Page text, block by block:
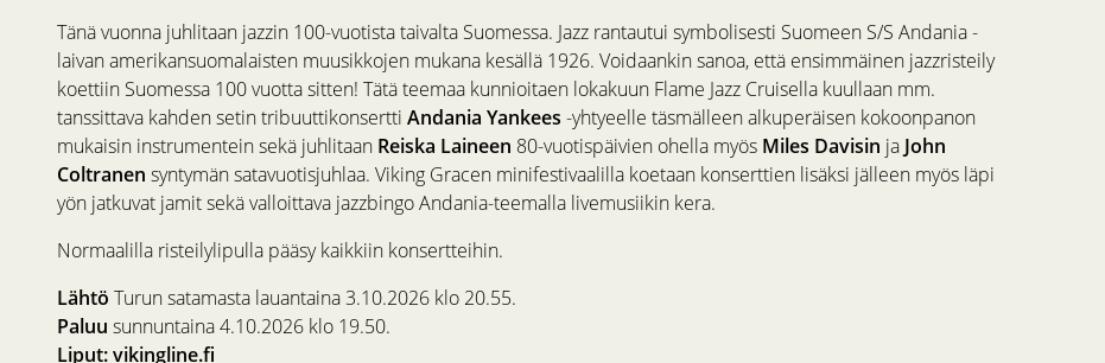
Tänä vuonna juhlitaan jazzin 100-vuotista taivalta Suomessa. Jazz rantautui symbolisesti Suomeen S/S Andania -
laivan amerikansuomalaisten muusikkojen mukana kesällä 1926. Voidaankin sanoa, että ensimmäinen jazzristeily
koettiin Suomessa 100 vuotta sitten! Tätä teemaa kunnioitaen lokakuun Flame Jazz Cruisella kuullaan mm.
tanssittava kahden setin tribuuttikonsertti Andania Yankees -yhtyeelle täsmälleen alkuperäisen kokoonpanon
mukaisin instrumentein sekä juhlitaan Reiska Laineen 80-vuotispäivien ohella myös Miles Davisin ja John
Coltranen syntymän satavuotisjuhlaa. Viking Gracen minifestivaalilla koetaan konserttien lisäksi jälleen myös läpi
yön jatkuvat jamit sekä valloittava jazzbingo Andania-teemalla livemusiikin kera.
Normaalilla risteilylipulla pääsy kaikkiin konsertteihin.
Lähtö Turun satamasta lauantaina 3.10.2026 klo 20.55.
Paluu sunnuntaina 4.10.2026 klo 19.50.
Liput:vikingline.fi